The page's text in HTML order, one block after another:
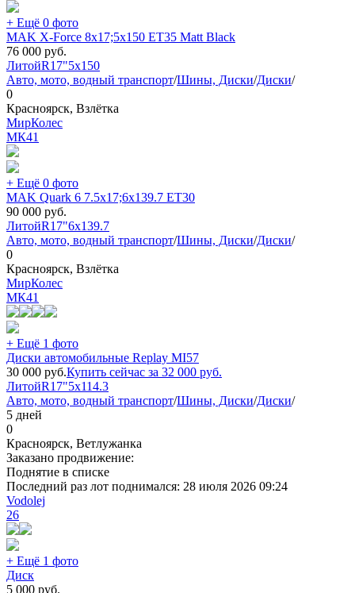
+ Ещё 0 фото
MAK X-Force 8x17;5x150 ET35 Matt Black
76 000 руб.
ЛитойR17"5x150
Авто, мото, водный транспорт/Шины, Диски/Диски/
0
Красноярск, Взлётка
МирКолес
МК41
+ Ещё 0 фото
MAK Quark 6 7.5x17;6x139.7 ET30
90 000 руб.
ЛитойR17"6x139.7
Авто, мото, водный транспорт/Шины, Диски/Диски/
0
Красноярск, Взлётка
МирКолес
МК41
+ Ещё 1 фото
Диски автомобильные Replay MI57
30 000 руб.Купить сейчас за 32 000 руб.
ЛитойR17"5x114.3
Авто, мото, водный транспорт/Шины, Диски/Диски/
5 дней
0
Красноярск, Ветлужанка
Заказано продвижение:
Поднятие в списке
Последний раз лот поднимался: 28 июля 2026 09:24
Vodolej
26
+ Ещё 1 фото
Диск
5 000 руб.